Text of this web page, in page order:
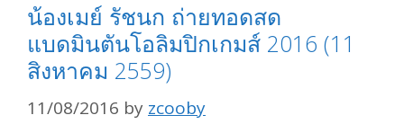
น้องเมย์ รัชนก ถ่ายทอดสด
แบดมินตันโอลิมปิกเกมส์ 2016 (11
สิงหาคม 2559)
11/08/2016 by zcooby